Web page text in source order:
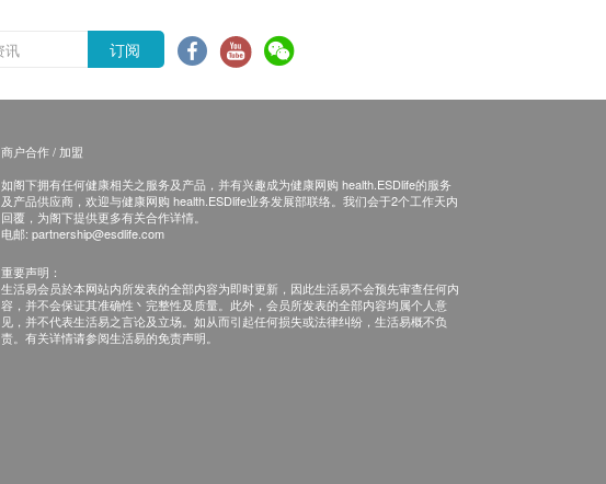
订阅
商户合作 / 加盟
如阁下拥有任何健康相关之服务及产品，并有兴趣成为健康网购 health.ESDlife的服务
及产品供应商，欢迎与健康网购 health.ESDlife业务发展部联络。我们会于2个工作天内
回覆，为阁下提供更多有关合作详情。
电邮: partnership@esdlife.com
重要声明：
生活易会员於本网站内所发表的全部内容为即时更新，因此生活易不会预先审查任何内
容，并不会保证其准确性丶完整性及质量。此外，会员所发表的全部内容均属个人意
见，并不代表生活易之言论及立场。如从而引起任何损失或法律纠纷，生活易概不负
责。有关详情请参阅生活易的免责声明。